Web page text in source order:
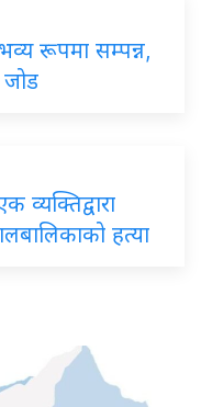
रूपमा सम्पन्न,
जोड
व्यक्तिद्वारा
हत्या